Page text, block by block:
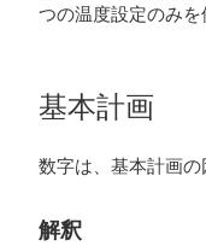
つの温度設定のみを
基本計画
数字は、基本計画の
解釈